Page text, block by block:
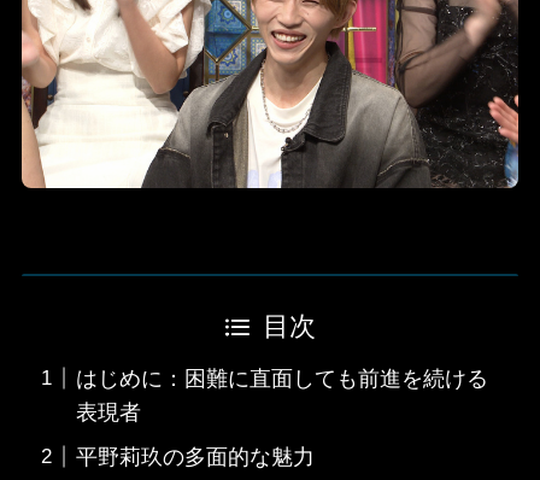
目次
はじめに：困難に直面しても前進を続ける
表現者
平野莉玖の多面的な魅力